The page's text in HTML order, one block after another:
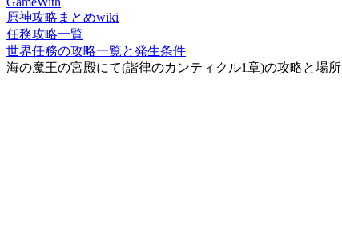
原神攻略まとめwiki
任務攻略一覧
世界任務の攻略一覧と発生条件
海の魔王の宮殿にて(諧律のカンティクル1章)の攻略と場所